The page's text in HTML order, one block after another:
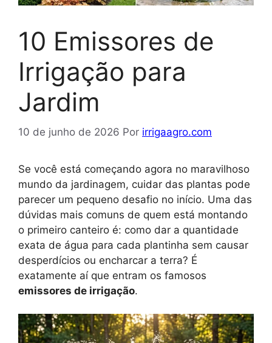
10 Emissores de
Irrigação para
Jardim
10 de junho de 2026 Por irrigaagro.com
Se você está começando agora no maravilhoso
mundo da jardinagem, cuidar das plantas pode
parecer um pequeno desafio no início. Uma das
dúvidas mais comuns de quem está montando
o primeiro canteiro é: como dar a quantidade
exata de água para cada plantinha sem causar
desperdícios ou encharcar a terra? É
exatamente aí que entram os famosos
emissores de irrigação.